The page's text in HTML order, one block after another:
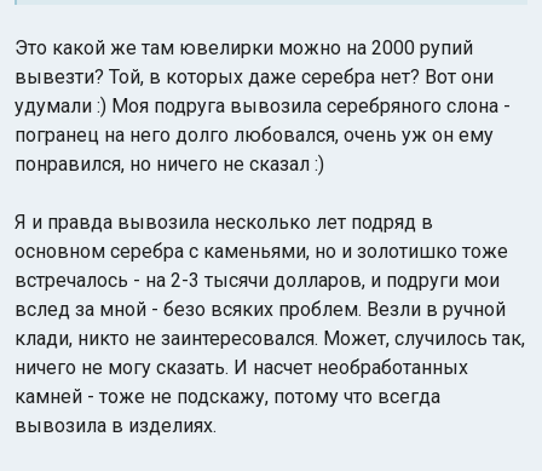
Это какой же там ювелирки можно на 2000 рупий
вывезти? Той, в которых даже серебра нет? Вот они
удумали :) Моя подруга вывозила серебряного слона -
погранец на него долго любовался, очень уж он ему
понравился, но ничего не сказал :)
Я и правда вывозила несколько лет подряд в
основном серебра с каменьями, но и золотишко тоже
встречалось - на 2-3 тысячи долларов, и подруги мои
вслед за мной - безо всяких проблем. Везли в ручной
клади, никто не заинтересовался. Может, случилось так,
ничего не могу сказать. И насчет необработанных
камней - тоже не подскажу, потому что всегда
вывозила в изделиях.